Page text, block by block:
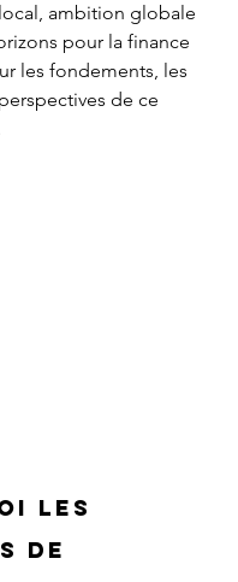
ambition globale
pour la finance
les fondements, les
de ce
les
de